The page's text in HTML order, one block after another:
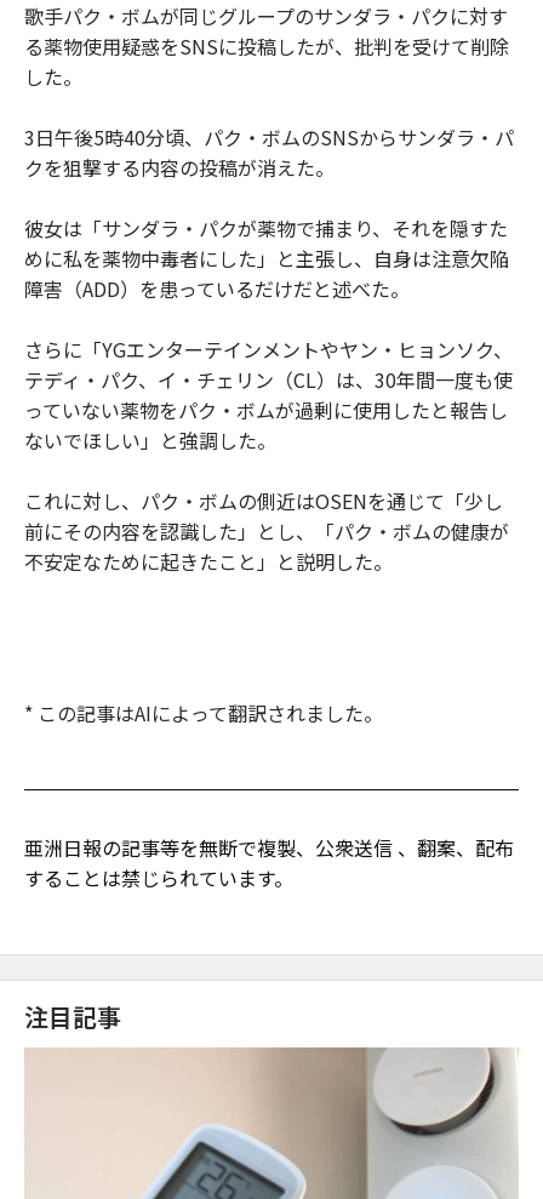
歌手パク・ボムが同じグループのサンダラ・パクに対す
る薬物使用疑惑をSNSに投稿したが、批判を受けて削除
した。
3日午後5時40分頃、パク・ボムのSNSからサンダラ・パ
クを狙撃する内容の投稿が消えた。
彼女は「サンダラ・パクが薬物で捕まり、それを隠すた
めに私を薬物中毒者にした」と主張し、自身は注意欠陥
障害（ADD）を患っているだけだと述べた。
さらに「YGエンターテインメントやヤン・ヒョンソク、
テディ・パク、イ・チェリン（CL）は、30年間一度も使
っていない薬物をパク・ボムが過剰に使用したと報告し
ないでほしい」と強調した。
これに対し、パク・ボムの側近はOSENを通じて「少し
前にその内容を認識した」とし、「パク・ボムの健康が
不安定なために起きたこと」と説明した。
* この記事はAIによって翻訳されました。
亜洲日報の記事等を無断で複製、公衆送信 、翻案、配布
することは禁じられています。
注目記事